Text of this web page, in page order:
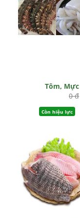
Tôm, Mực
0 đ
Còn hiệu lực